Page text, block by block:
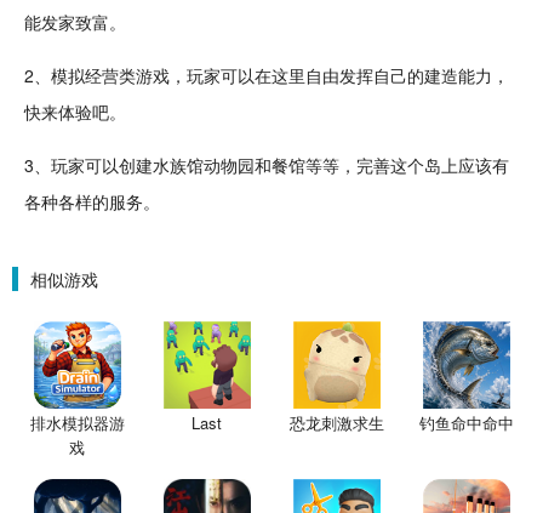
能发家致富。
2、 模拟经营类游戏，玩家可以在这里 自由发挥自己的建造能力，
快来体验吧。
3、玩家可以创建水族馆动物园和餐馆等等，完善这个岛上应该有
各种各样的服务。
相似游戏
排水模拟器游
戏
Last 恐龙刺激求生 钓鱼命中命中